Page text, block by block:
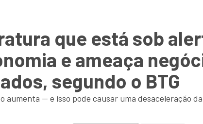
que está sob
e ameaça
segundo o BTG
aumenta — e isso pode causar uma desaceleração